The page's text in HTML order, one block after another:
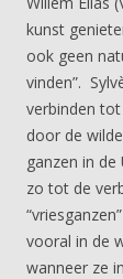
kunst
ook geen
vinden”.
verbinden
door de
ganzen in
zo tot de
vooral in de
wanneer ze